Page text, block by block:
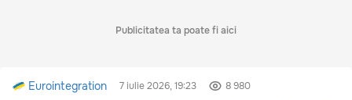
Publicitatea ta poate fi aici
Eurointegration 7 iulie 2026, 19:23 8 980